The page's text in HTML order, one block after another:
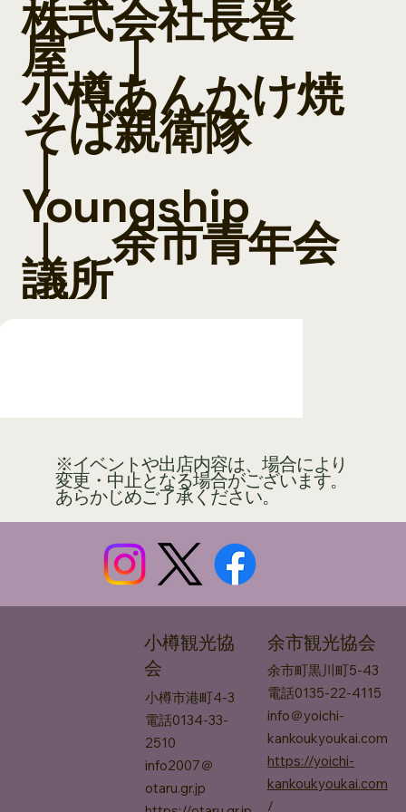
株式会社長登
屋｜
小樽あんかけ焼
そば親衛隊
｜
Youngship
｜余市青年会
議所
※イベントや出店内容は、場合により
変更・中止となる場合がございます。
あらかじめご了承ください。
小樽観光協
会
小樽市港町4-3
電話0134-33-
2510
info2007＠
otaru.gr.jp
余市観光協会
余市町黒川町​5-43
電話0135-22-4115
info＠yoichi-
kankoukyoukai.com
https://yoichi-
kankoukyoukai.com
/